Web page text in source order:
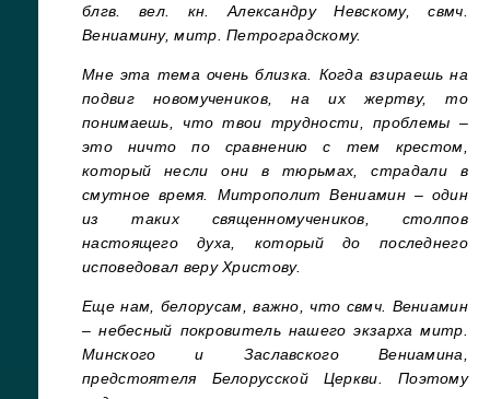
блгв. вел. кн. Александру Невскому, свмч.
Вениамину, митр. Петроградскому.
Мне эта тема очень близка. Когда взираешь на
подвиг новомучеников, на их жертву, то
понимаешь, что твои трудности, проблемы –
это ничто по сравнению с тем крестом,
который несли они в тюрьмах, страдали в
смутное время. Митрополит Вениамин – один
из таких священномучеников, столпов
настоящего духа, который до последнего
исповедовал веру Христову.
Еще нам, белорусам, важно, что свмч. Вениамин
– небесный покровитель нашего экзарха митр.
Минского и Заславского Вениамина,
предстоятеля Белорусской Церкви. Поэтому